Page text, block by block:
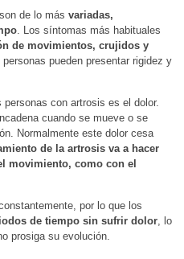
de lo más variadas,
. Los síntomas más habituales
de movimientos, crujidos y
personas pueden presentar rigidez y
con artrosis es el dolor.
cuando se mueve o se
Normalmente este dolor cesa
de la artrosis va a hacer
movimiento, como con el
por lo que los
de tiempo sin sufrir dolor , lo
prosiga su evolución.